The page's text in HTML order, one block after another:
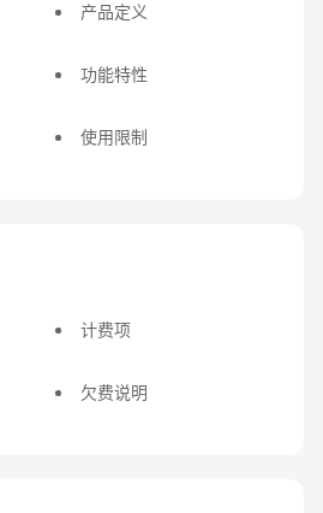
产品定义
功能特性
使用限制
计费项
欠费说明